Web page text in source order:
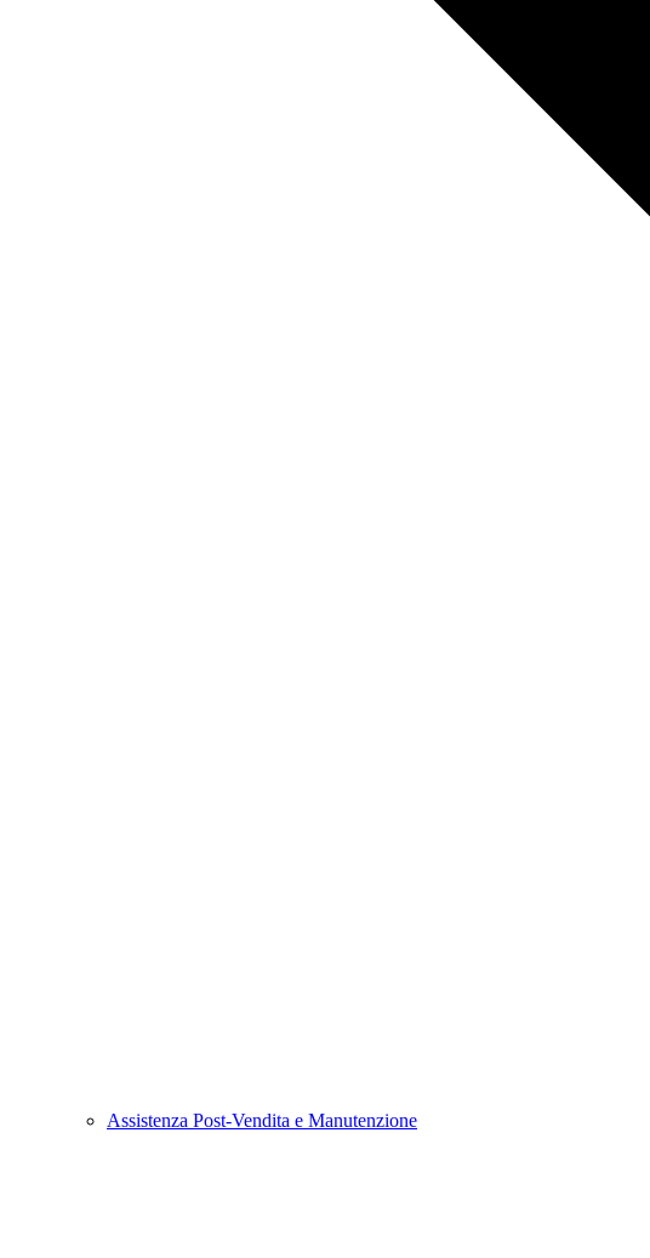
Assistenza Post-Vendita e Manutenzione